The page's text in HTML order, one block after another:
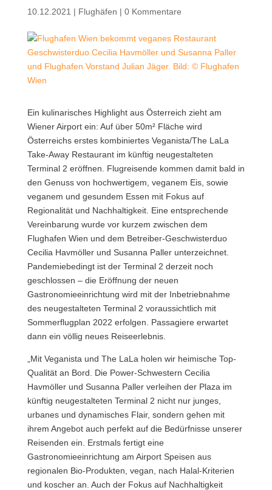
10.12.2021 | Flughäfen | 0 Kommentare
Geschwisterduo Cecilia Havmöller und Susanna Paller
und Flughafen Vorstand Julian Jäger. Bild: © Flughafen
Wien
Ein kulinarisches Highlight aus Österreich zieht am
Wiener Airport ein: Auf über 50m² Fläche wird
Österreichs erstes kombiniertes Veganista/The LaLa
Take-Away Restaurant im künftig neugestalteten
Terminal 2 eröffnen.
Flugreisende kommen damit bald in
den Genuss von hochwertigem, veganem Eis, sowie
veganem und gesundem Essen mit Fokus auf
Regionalität und Nachhaltigkeit. Eine entsprechende
Vereinbarung wurde vor kurzem zwischen dem
Flughafen Wien und dem Betreiber-Geschwisterduo
Cecilia Havmöller und Susanna Paller unterzeichnet.
Pandemiebedingt ist der Terminal 2 derzeit noch
geschlossen – die Eröffnung der neuen
Gastronomieeinrichtung wird mit der Inbetriebnahme
des neugestalteten Terminal 2 voraussichtlich mit
Sommerflugplan 2022 erfolgen. Passagiere erwartet
dann ein völlig neues Reiseerlebnis.
„Mit Veganista und The LaLa holen wir heimische Top-
Qualität an Bord. Die Power-Schwestern Cecilia
Havmöller und Susanna Paller verleihen der Plaza im
künftig neugestalteten Terminal 2 nicht nur junges,
urbanes und dynamisches Flair, sondern gehen mit
ihrem Angebot auch perfekt auf die Bedürfnisse unserer
Reisenden ein. Erstmals fertigt eine
Gastronomieeinrichtung am Airport Speisen aus
regionalen Bio-Produkten, vegan, nach Halal-Kriterien
und koscher an. Auch der Fokus auf Nachhaltigkeit